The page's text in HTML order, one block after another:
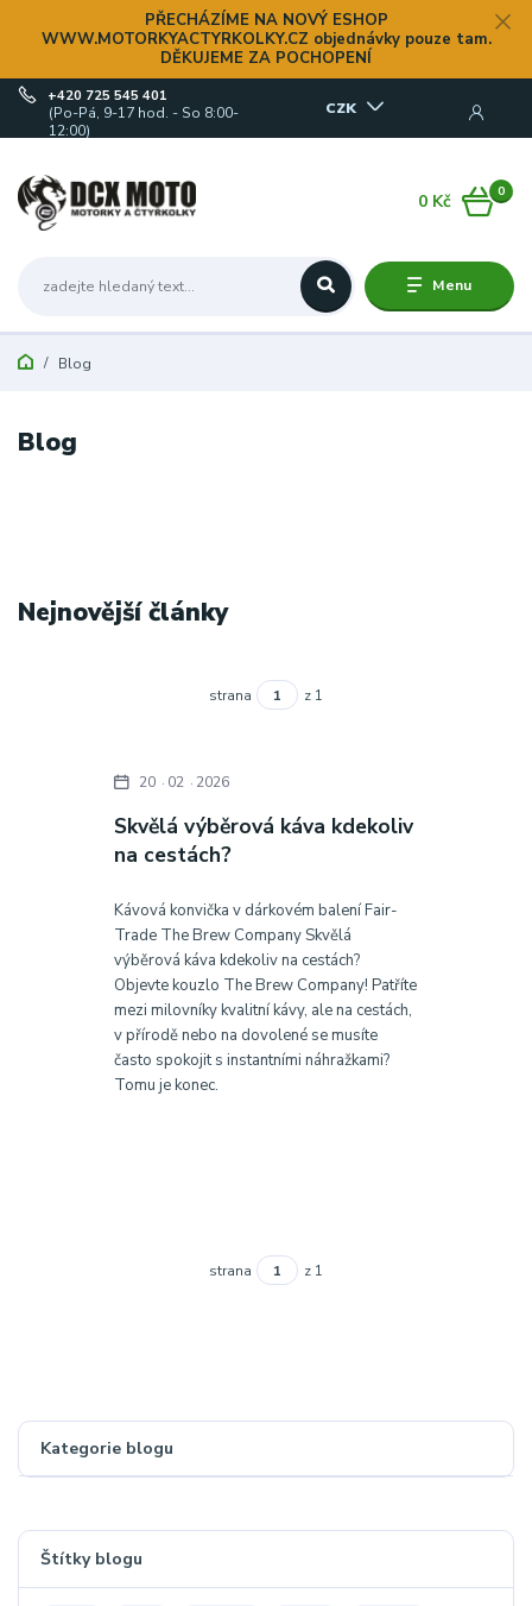
PŘECHÁZÍME NA NOVÝ ESHOP
WWW.MOTORKYACTYRKOLKY.CZ objednávky pouze tam.
DĚKUJEME ZA POCHOPENÍ
Menu
CZK
+420 725 545 401
(Po-Pá, 9-17 hod. - So 8:00-
12:00)
0
0 Kč
Blog
Kategorie blogu
Štítky blogu
Blog
Nejnovější články
strana z 1
Skvělá výběrová káva kdekoliv
na cestách?
20 02 2026
Kávová konvička v dárkovém balení Fair-
Trade The Brew Company Skvělá
výběrová káva kdekoliv na cestách?
Objevte kouzlo The Brew Company! Patříte
mezi milovníky kvalitní kávy, ale na cestách,
v přírodě nebo na dovolené se musíte
často spokojit s instantními náhražkami?
Tomu je konec.
strana z 1